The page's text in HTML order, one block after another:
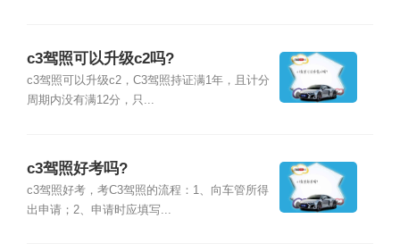
c3驾照可以升级c2吗?
c3驾照可以升级c2，C3驾照持证满1年，且计分
周期内没有满12分，只...
c3驾照好考吗?
c3驾照好考，考C3驾照的流程：1、向车管所得
出申请；2、申请时应填写...